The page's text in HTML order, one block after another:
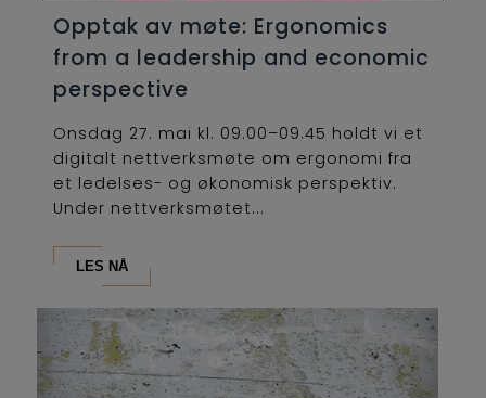
Opptak av møte: Ergonomics
from a leadership and economic
perspective
Onsdag 27. mai kl. 09.00–09.45 holdt vi et
digitalt nettverksmøte om ergonomi fra
et ledelses- og økonomisk perspektiv.
Under nettverksmøtet...
LES NÅ